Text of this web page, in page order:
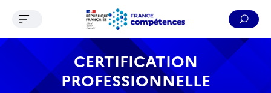
Contenu Recherche Menu Pied de page
Ouvrir le menu de navigation
CERTIFICATION
PROFESSIONNELLE